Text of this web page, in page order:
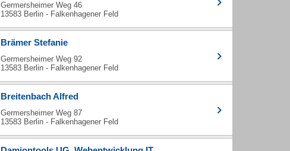
Germersheimer Weg 46
13583 Berlin - Falkenhagener Feld
Brämer Stefanie
Germersheimer Weg 92
13583 Berlin - Falkenhagener Feld
Breitenbach Alfred
Germersheimer Weg 87
13583 Berlin - Falkenhagener Feld